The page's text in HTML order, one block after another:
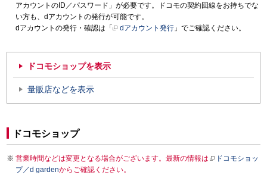
アカウントのID／パスワード」が必要です。ドコモの契約回線をお持ちでな
い方も、dアカウントの発行が可能です。
dアカウントの発行・確認は「
dアカウント発行 」でご確認ください。
ドコモショップを表示
量販店などを表示
ドコモショップ
営業時間などは変更となる場合がございます。最新の情報は
ドコモショッ
プ／d gardenからご確認ください。